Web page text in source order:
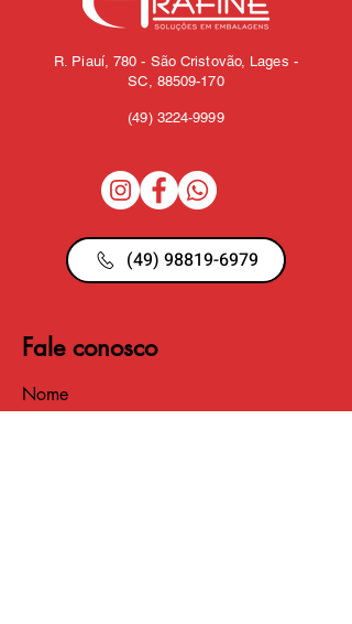
R. Piauí, 780 - São Cristovão, Lages -
SC, 88509-170
(49) 3224-9999
(49) 98819-6979
Fale conosco
Nome